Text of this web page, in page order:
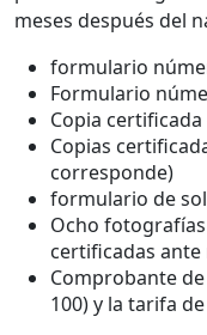
meses después del
formulario
Formulario
Copia
Copias
corresponde)
formulario de
Ocho
certificadas
Comprobante
100) y la tarifa